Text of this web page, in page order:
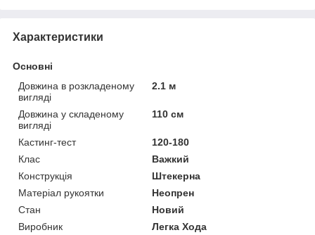
Характеристики
Основні
Довжина в розкладеному
вигляді
2.1 м
Довжина у складеному
вигляді
110 см
Кастинг-тест
120-180
Клас
Важкий
Конструкція
Штекерна
Матеріал рукоятки
Неопрен
Стан
Новий
Виробник
Легка Хода